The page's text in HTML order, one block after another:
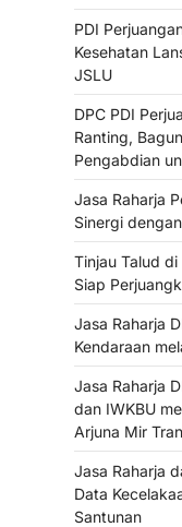
PDI
Kesehatan
JSLU
DPC PDI
Ranting,
Pengabdian
Jasa Raharja
Sinergi
Tinjau Talud
Siap
Jasa Raharja
Kendaraan
Jasa Raharja
dan IWKBU
Arjuna Mir
Jasa Raharja
Data
Santunan